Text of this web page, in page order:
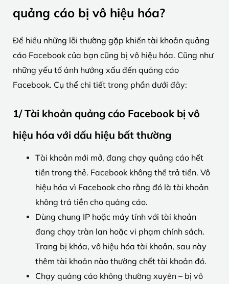
quảng cáo bị vô hiệu hóa?
Để hiểu những lỗi thường gặp khiến tài khoản quảng
cáo Facebook của bạn cũng bị vô hiệu hóa. Cũng như
những yếu tố ảnh hưởng xấu đến quảng cáo
Facebook. Cụ thể chi tiết trong phần dưới đây:
1/ Tài khoản quảng cáo Facebook bị vô
hiệu hóa với dấu hiệu bất thường
Tài khoản mới mở, đang chạy quảng cáo hết
tiền trong thẻ. Facebook không thể trả tiền. Vô
hiệu hóa vì Facebook cho rằng đó là tài khoản
không trả tiền cho quảng cáo.
Dùng chung IP hoặc máy tính với tài khoản
đang chạy tràn lan hoặc vi phạm chính sách.
Trang bị khóa, vô hiệu hóa tài khoản, sau này
thêm tài khoản nào thường chết tài khoản đó.
Chạy quảng cáo không thường xuyên – bị vô